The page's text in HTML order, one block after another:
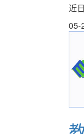
近
05-